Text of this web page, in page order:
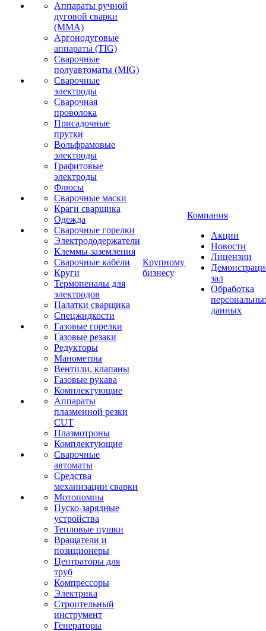
Аппараты ручной
дуговой сварки
(MMA)
Аргонодуговые
аппараты (TIG)
Сварочные
полуавтоматы (MIG)
Сварочные
электроды
Сварочная
проволока
Присадочные
прутки
Вольфрамовые
электроды
Графитовые
электроды
Флюсы
Сварочные маски
Краги сварщика
Одежда
Сварочные горелки
Электрододержатели
Клеммы заземления
Сварочные кабели
Круги
Термопеналы для
электродов
Палатки сварщика
Спецжидкости
Газовые горелки
Газовые резаки
Редукторы
Манометры
Вентили, клапаны
Газовые рукава
Комплектующие
Аппараты
плазменной резки
CUT
Плазмотроны
Комплектующие
Сварочные
автоматы
Средства
механизации сварки
Мотопомпы
Пуско-зарядные
устройства
Тепловые пушки
Вращатели и
позиционеры
Центраторы для
труб
Компрессоры
Электрика
Строительный
инструмент
Генераторы
Крупному
бизнесу
Компания
Акции
Новости
Лицензии
зал
Обработка
данных